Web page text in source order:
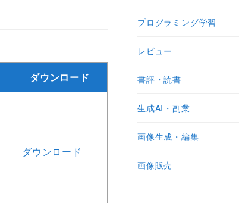
ダウンロード
ダウンロード
プログラミング学習
レビュー
書評・読書
生成AI・副業
画像生成・編集
画像販売